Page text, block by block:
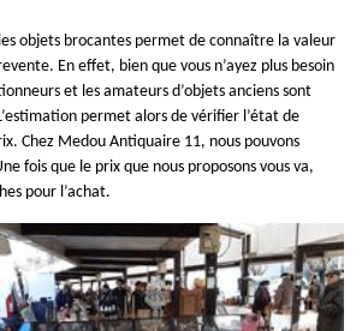
objets brocantes permet de connaître la valeur
En effet, bien que vous n’ayez plus besoin
et les amateurs d’objets anciens sont
permet alors de vérifier l’état de
Chez Medou Antiquaire 11, nous pouvons
fois que le prix que nous proposons vous va,
pour l’achat.